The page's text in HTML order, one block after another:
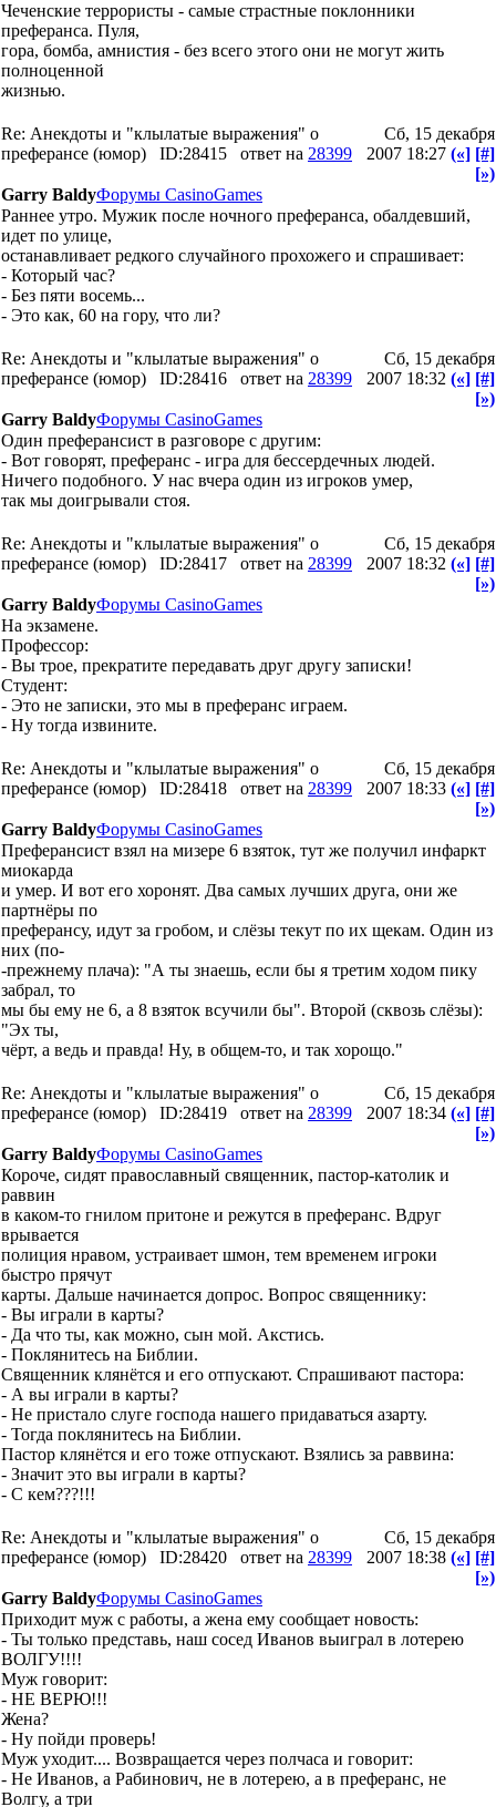
Чеченские террористы - самые страстные поклонники
преферанса. Пуля,
гора, бомба, амнистия - без всего этого они не могут жить
полноценной
жизнью.
Re: Анекдоты и "клылатые выражения" о
преферансе (юмор)
ID:28415 ответ на 28399
Сб, 15 декабря
2007 18:27 («] [#]
[»)
Garry BaldyФорумы CasinoGames
Раннее утро. Мужик после ночного преферанса, обалдевший,
идет по улице,
останавливает редкого случайного прохожего и спрашивает:
- Который час?
- Без пяти восемь...
- Это как, 60 на гору, что ли?
Re: Анекдоты и "клылатые выражения" о
преферансе (юмор)
ID:28416 ответ на 28399
Сб, 15 декабря
2007 18:32 («] [#]
[»)
Garry BaldyФорумы CasinoGames
Один преферансист в разговоре с другим:
- Вот говорят, преферанс - игра для бессердечных людей.
Ничего подобного. У нас вчера один из игроков умер,
так мы доигрывали стоя.
Re: Анекдоты и "клылатые выражения" о
преферансе (юмор)
ID:28417 ответ на 28399
Сб, 15 декабря
2007 18:32 («] [#]
[»)
Garry BaldyФорумы CasinoGames
Hа экзамене.
Профессор:
- Вы трое, прекратите передавать друг другу записки!
Студент:
- Это не записки, это мы в преферанс играем.
- Hу тогда извините.
Re: Анекдоты и "клылатые выражения" о
преферансе (юмор)
ID:28418 ответ на 28399
Сб, 15 декабря
2007 18:33 («] [#]
[»)
Garry BaldyФорумы CasinoGames
Преферансист взял на мизере 6 взяток, тут же получил инфаркт
миокарда
и умер. И вот его хоронят. Два самых лучших друга, они же
партнёры по
преферансу, идут за гробом, и слёзы текут по их щекам. Один из
них (по-
-прежнему плача): "А ты знаешь, если бы я третим ходом пику
забрал, то
мы бы ему не 6, а 8 взяток всучили бы". Второй (сквозь слёзы):
"Эх ты,
чёрт, а ведь и правда! Ну, в общем-то, и так хорощо."
Re: Анекдоты и "клылатые выражения" о
преферансе (юмор)
ID:28419 ответ на 28399
Сб, 15 декабря
2007 18:34 («] [#]
[»)
Garry BaldyФорумы CasinoGames
Короче, сидят православный священник, пастор-католик и
раввин
в каком-то гнилом притоне и режутся в преферанс. Вдруг
врывается
полиция нравом, устраивает шмон, тем временем игроки
быстро прячут
карты. Дальше начинается допрос. Вопрос священнику:
- Вы играли в карты?
- Да что ты, как можно, сын мой. Акстись.
- Поклянитесь на Библии.
Священник клянётся и его отпускают. Спрашивают пастора:
- А вы играли в карты?
- Не пристало слуге господа нашего придаваться азарту.
- Тогда поклянитесь на Библии.
Пастор клянётся и его тоже отпускают. Взялись за раввина:
- Значит это вы играли в карты?
- С кем???!!!
Re: Анекдоты и "клылатые выражения" о
преферансе (юмор)
ID:28420 ответ на 28399
Сб, 15 декабря
2007 18:38 («] [#]
[»)
Garry BaldyФорумы CasinoGames
Приходит муж с работы, а жена ему сообщает новость:
- Ты только представь, наш сосед Иванов выиграл в лотерею
ВОЛГУ!!!!
Муж говорит:
- НЕ ВЕРЮ!!!
Жена?
- Ну пойди проверь!
Муж уходит.... Возвращается через полчаса и говорит:
- Не Иванов, а Рабинович, не в лотерею, а в преферанс, не
Волгу, а три